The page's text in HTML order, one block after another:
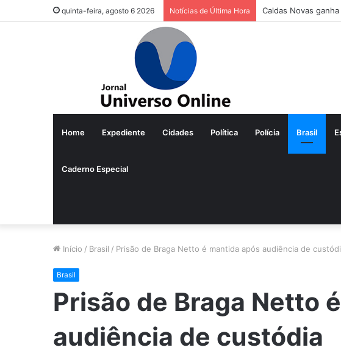
quinta-feira, agosto 6 2026 Notícias de Última Hora Caldas Novas
Home Expediente Cidades Política Polícia Brasil
Caderno Especial
Início / Brasil / Prisão de Braga Netto é mantida após audiência de
Brasil
Prisão de Braga Netto
audiência de custódia